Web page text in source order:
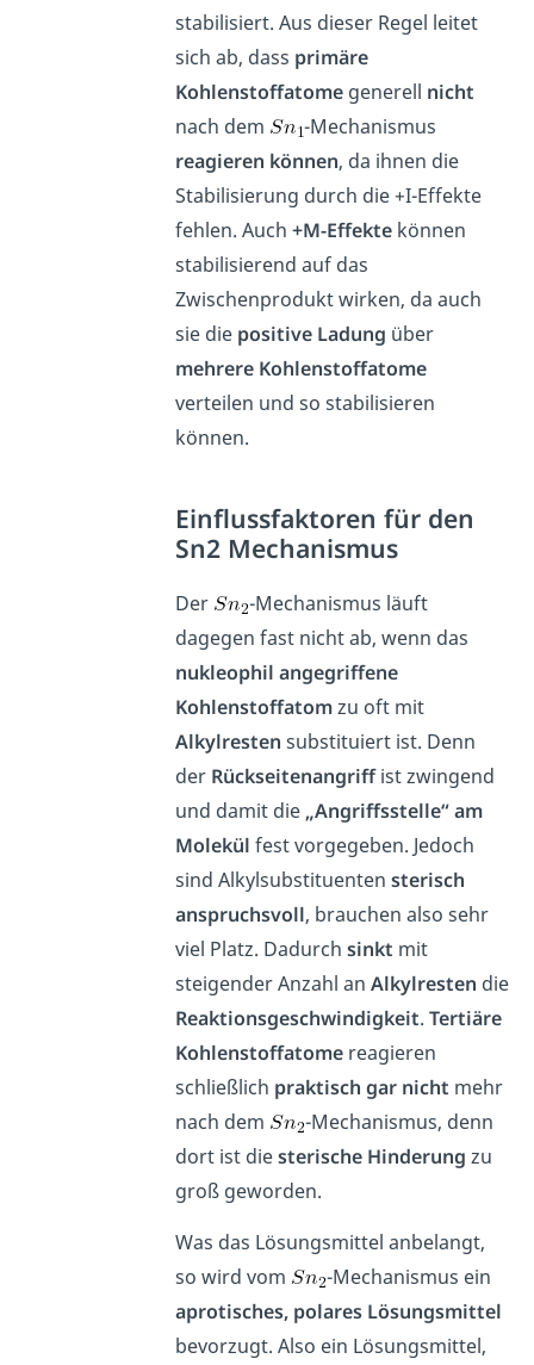
stabilisiert. Aus dieser Regel leitet
sich ab, dass primäre
Kohlenstoffatome generell nicht
nach dem
-Mechanismus
reagieren können, da ihnen die
Stabilisierung durch die +I-Effekte
fehlen. Auch+M-Effekte können
stabilisierend auf das
Zwischenprodukt wirken, da auch
sie die positive Ladung über
mehrere Kohlenstoffatome
verteilen und so stabilisieren
können.
Einflussfaktoren für den
Sn2 Mechanismus
Der
-Mechanismus läuft
dagegen fast nicht ab, wenn das
nukleophil angegriffene
Kohlenstoffatomzu oft mit
Alkylresten substituiert ist. Denn
der Rückseitenangriffist zwingend
und damit die „Angriffsstelle“ am
Molekül fest vorgegeben. Jedoch
sind Alkylsubstituentensterisch
anspruchsvoll, brauchen also sehr
viel Platz. Dadurchsinkt mit
steigender Anzahl anAlkylresten die
Reaktionsgeschwindigkeit.Tertiäre
Kohlenstoffatome reagieren
schließlich praktisch gar nicht mehr
nach dem
-Mechanismus, denn
dort ist diesterische Hinderung zu
groß geworden.
Was das Lösungsmittel anbelangt,
so wird vom
-Mechanismus ein
aprotisches, polares Lösungsmittel
bevorzugt. Also ein Lösungsmittel,